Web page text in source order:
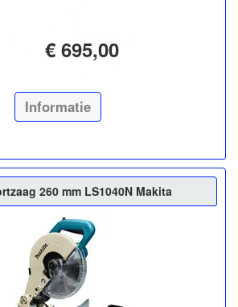
€ 695,00
Informatie
260 mm LS1040N Makita